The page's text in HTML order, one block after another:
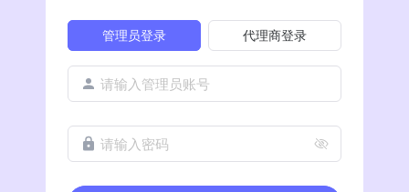
管理员登录 代理商登录
请输入管理员账号
请输入密码